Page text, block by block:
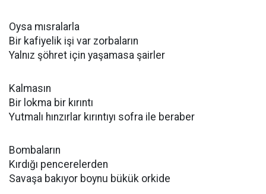
Oysa mısralarla
Bir kafiyelik işi var zorbaların
Yalnız şöhret için yaşamasa şairler
Kalmasın
Bir lokma bir kırıntı
Yutmalı hınzırlar kırıntıyı sofra ile beraber
Bombaların
Kırdığı pencerelerden
Savaşa bakıyor boynu bükük orkide